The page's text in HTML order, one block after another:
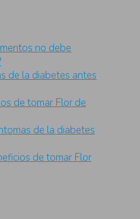
no debe
de la diabetes antes
de tomar Flor de
de la diabetes
de tomar Flor